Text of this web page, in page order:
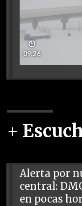
🕑
09:26
+
Alerta por
central:
en pocas